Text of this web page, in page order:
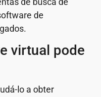
de
virtual pode
lo a obter